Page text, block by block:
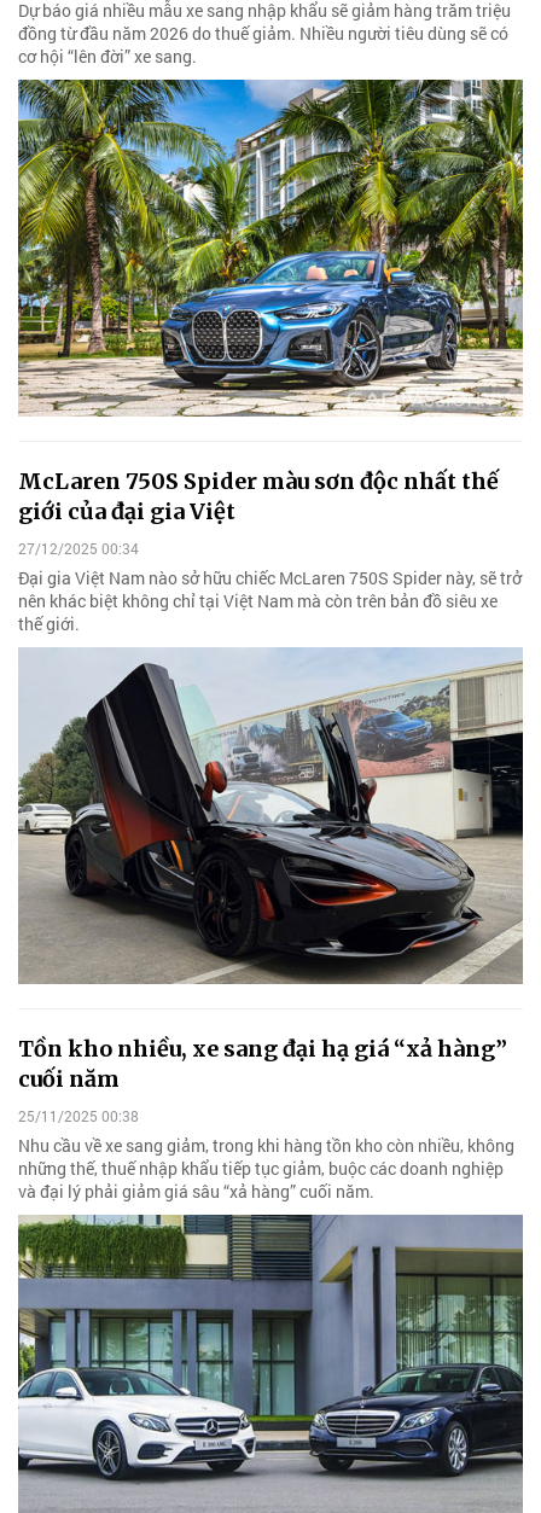
Dự báo giá nhiều mẫu xe sang nhập khẩu sẽ giảm hàng trăm triệu
đồng từ đầu năm 2026 do thuế giảm. Nhiều người tiêu dùng sẽ có
cơ hội “lên đời” xe sang.
McLaren 750S Spider màu sơn độc nhất thế
giới của đại gia Việt
27/12/2025 00:34
Đại gia Việt Nam nào sở hữu chiếc McLaren 750S Spider này, sẽ trở
nên khác biệt không chỉ tại Việt Nam mà còn trên bản đồ siêu xe
thế giới.
Tồn kho nhiều, xe sang đại hạ giá “xả hàng”
cuối năm
25/11/2025 00:38
Nhu cầu về xe sang giảm, trong khi hàng tồn kho còn nhiều, không
những thế, thuế nhập khẩu tiếp tục giảm, buộc các doanh nghiệp
và đại lý phải giảm giá sâu “xả hàng” cuối năm.